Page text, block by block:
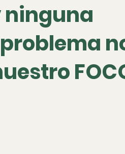
ninguna